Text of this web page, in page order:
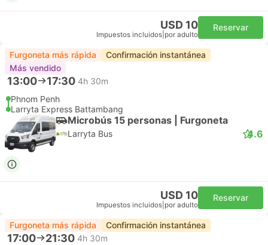
USD 10
Impuestos incluidos por adulto
Reservar
Furgoneta más rápida
Confirmación instantánea
Más vendido
13:00 17:30 4h 30m
Phnom Penh
Larryta Express Battambang
Microbús 15 personas | Furgoneta
Larryta Bus 4.6
USD 10
Impuestos incluidos por adulto
Reservar
Furgoneta más rápida Confirmación instantánea
17:00 21:30 4h 30m